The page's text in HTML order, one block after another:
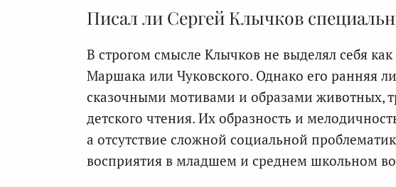
Писал ли Сергей Клычков
В строгом смысле Клычков не выделял себя как
Маршака или Чуковского. Однако его ранняя
сказочными мотивами и образами животных,
детского чтения. Их образность и
а отсутствие сложной социальной
восприятия в младшем и среднем школьном